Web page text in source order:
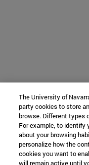
The University of
party cookies to store
browse. Different types
For example, to identify
about your browsing
personalize how the
cookies you want to
will remain active until